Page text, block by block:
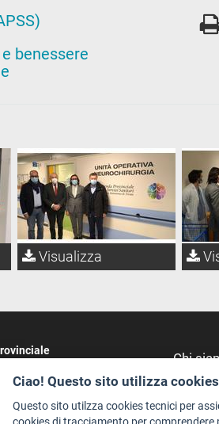
benessere
Visualizza
(IT)
della stampa
Chi
Staff
Ciao! Questo sito utilizza
Questo sito utilzza cookies tecnici per